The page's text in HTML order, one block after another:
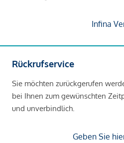
Infina
Rückrufservice
Sie möchten zurückgerufen
bei Ihnen zum gewünschten
und unverbindlich.
Geben Sie